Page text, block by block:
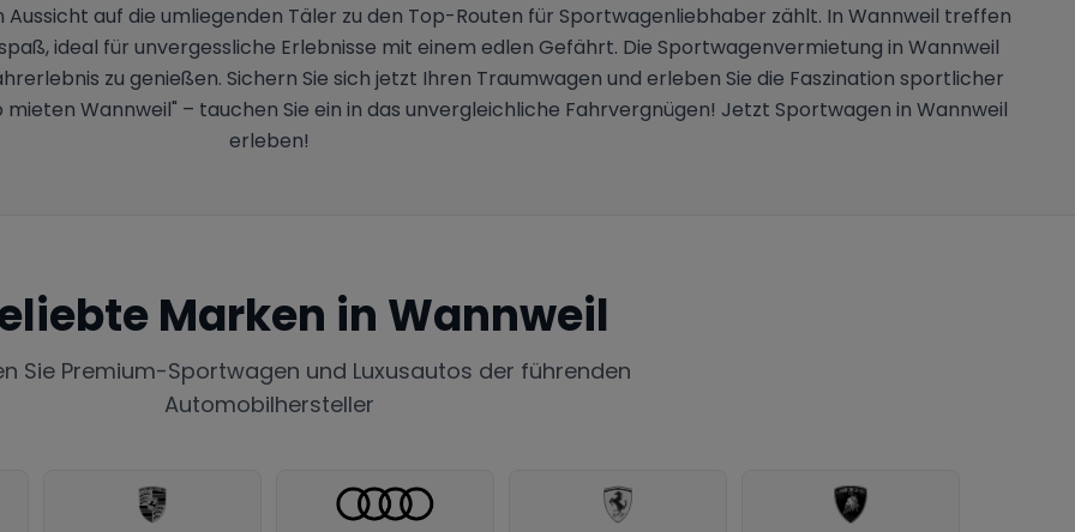
auf die umliegenden Täler zu den Top-Routen für Sportwagenliebhaber zählt. In Wannweil treffen
ideal für unvergessliche Erlebnisse mit einem edlen Gefährt. Die Sportwagenvermietung in Wannweil
zu genießen. Sichern Sie sich jetzt Ihren Traumwagen und erleben Sie die Faszination sportlicher
mieten Wannweil" – tauchen Sie ein in das unvergleichliche Fahrvergnügen! Jetzt Sportwagen in Wannweil
erleben!
Marken in Wannweil
Sie Premium-Sportwagen und Luxusautos der führenden
Automobilhersteller